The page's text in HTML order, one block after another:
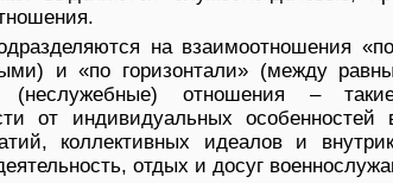
на взаимоотношения
и «по горизонтали» (между
отношения –
от индивидуальных особенностей
коллективных идеалов и
отдых и досуг